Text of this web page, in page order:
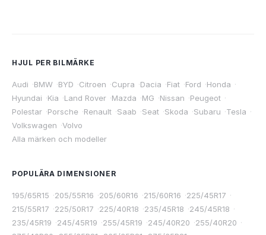
HJUL PER BILMÄRKE
Audi ·BMW ·BYD ·Citroen ·Cupra ·Dacia ·Fiat ·Ford ·Honda ·
Hyundai ·Kia ·Land Rover ·Mazda ·MG ·Nissan ·Peugeot ·
Polestar ·Porsche ·Renault ·Saab ·Seat ·Skoda ·Subaru ·Tesla ·
Volkswagen ·Volvo
Alla märken och modeller
POPULÄRA DIMENSIONER
195/65R15 ·205/55R16 ·205/60R16 ·215/60R16 ·225/45R17 ·
215/55R17 ·225/50R17 ·225/40R18 ·235/45R18 ·245/45R18 ·
235/45R19 ·245/45R19 ·255/45R19 ·245/40R20 ·255/40R20 ·